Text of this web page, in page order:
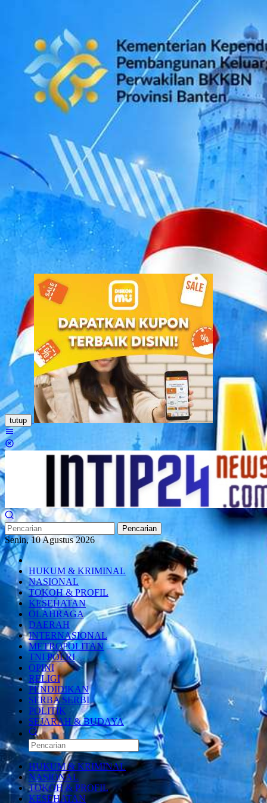
konten
tutup
Menu
Mobile
Pencarian
Senin, 10 Agustus 2026
HUKUM & KRIMINAL
NASIONAL
TOKOH & PROFIL
KESEHATAN
OLAHRAGA
DAERAH
INTERNASIONAL
METROPOLITAN
TNI POLRI
OPINI
RELIGI
PENDIDIKAN
SERBA SERBI
POLITIK
SEJARAH & BUDAYA
HUKUM & KRIMINAL
NASIONAL
TOKOH & PROFIL
KESEHATAN